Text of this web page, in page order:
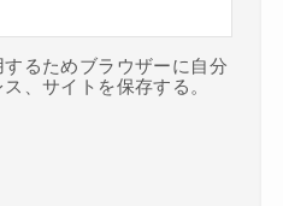
るためブラウザーに自分
、サイトを保存する。